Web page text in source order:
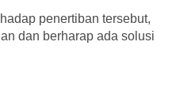
penertiban tersebut,
dan berharap ada solusi